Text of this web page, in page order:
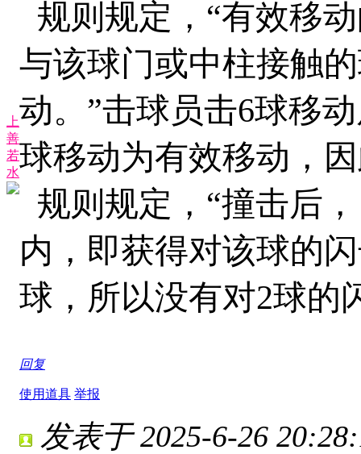
上
善
若
水
规则规定，“有效移
与该球门或中柱接触
动。 ”击球员击6球移
球移动为有效移动，
规则规定，“撞击后
内，即获得对该球的
球，所以没有对2球的
回复
使用道具 举报
发表于 2025-6-26